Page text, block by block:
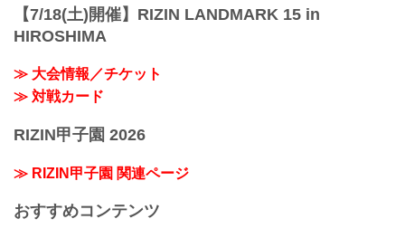
【7/18(土)開催】RIZIN LANDMARK 15 in
HIROSHIMA
≫ 大会情報／チケット
≫ 対戦カード
RIZIN甲子園 2026
≫ RIZIN甲子園 関連ページ
おすすめコンテンツ